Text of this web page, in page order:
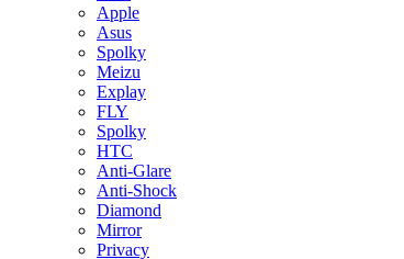
Apple
Asus
Spolky
Meizu
Explay
FLY
Spolky
HTC
Anti-Glare
Anti-Shock
Diamond
Mirror
Privacy